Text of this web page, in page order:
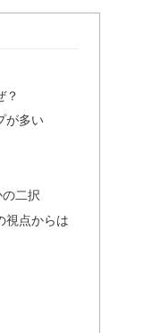
？
が多い
二択
視点からは